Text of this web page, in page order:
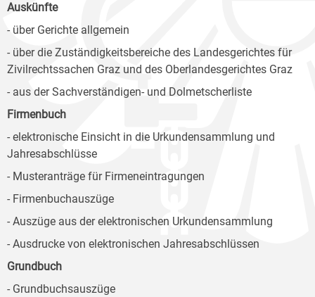
Auskünfte
- über Gerichte allgemein
- über die Zuständigkeitsbereiche des Landesgerichtes für
Zivilrechtssachen Graz und des Oberlandesgerichtes Graz
- aus der Sachverständigen- und Dolmetscherliste
Firmenbuch
- elektronische Einsicht in die Urkundensammlung und
Jahresabschlüsse
- Musteranträge für Firmeneintragungen
- Firmenbuchauszüge
- Auszüge aus der elektronischen Urkundensammlung
- Ausdrucke von elektronischen Jahresabschlüssen
Grundbuch
- Grundbuchsauszüge